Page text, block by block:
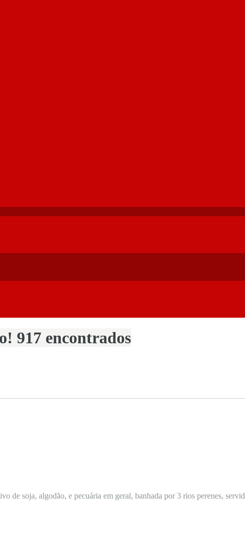
917 encontrados
de soja, algodão, e pecuária em geral, banhada por 3 rios perenes,